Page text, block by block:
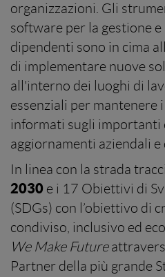
organizzazioni. Gli
software per la gestione
dipendenti sono in cima
di implementare nuove
all'interno dei luoghi di
essenziali per mantenere
informati sugli importanti
aggiornamenti aziendali e
In linea con la strada
2030 e i 17 Obiettivi di
(SDGs) con l’obiettivo di
condiviso, inclusivo ed
We Make Future
Partner della più grande